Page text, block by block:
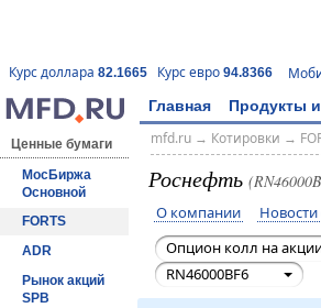
Курс доллара 82.1665 Курс евро 94.8366
Главная Продукты
Ценные бумаги
МосБиржа
Основной
FORTS
ADR
Рынок акций
SPB
mfd.ru→ Котировки →
Роснефть
О компании Новости
Опцион колл на
RN46000BF6